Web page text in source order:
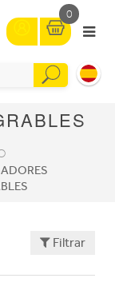
0
Filtrar